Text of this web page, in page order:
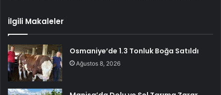
İlgili Makaleler
Osmaniye’de 1.3 Tonluk Boğa Satıldı
Ağustos 8, 2026